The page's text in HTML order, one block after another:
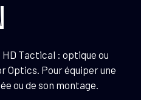
Tactical : optique ou
Optics. Pour équiper une
ou de son montage.